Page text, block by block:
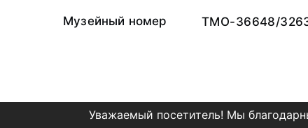
Музейный номер ТМО-36648/
Уважаемый посетитель! Мы